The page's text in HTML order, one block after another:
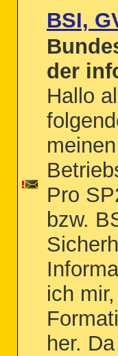
BSI,
der
Hallo
Pro
bzw.
ich
her.